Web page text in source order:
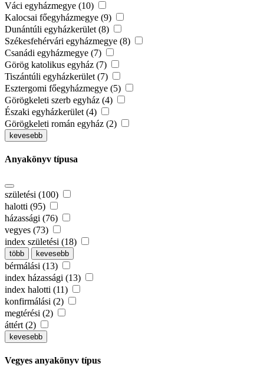
Váci egyházmegye (10)
Kalocsai főegyházmegye (9)
Dunántúli egyházkerület (8)
Székesfehérvári egyházmegye (8)
Csanádi egyházmegye (7)
Görög katolikus egyház (7)
Tiszántúli egyházkerület (7)
Esztergomi főegyházmegye (5)
Görögkeleti szerb egyház (4)
Északi egyházkerület (4)
Görögkeleti román egyház (2)
kevesebb
Anyakönyv típusa
születési (100)
halotti (95)
házassági (76)
vegyes (73)
index születési (18)
több kevesebb
bérmálási (13)
index házassági (13)
index halotti (11)
konfirmálási (2)
megtérési (2)
áttért (2)
kevesebb
Vegyes anyakönyv típus